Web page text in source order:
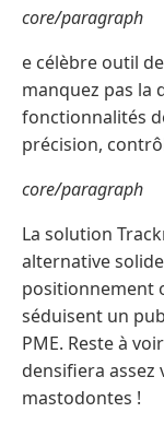
core/paragraph
e célèbre outil
manquez pas la
fonctionnalités
précision,
core/paragraph
La solution
alternative
positionnement
séduisent un
PME. Reste à
densifiera assez
mastodontes !